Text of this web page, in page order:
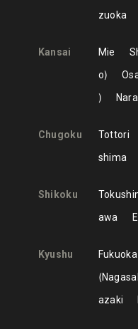
zuoka
Kansai Mie
o
Nara
Chugoku Tottori
shima
Shikoku
awa
Kyushu Fukuoka
azaki